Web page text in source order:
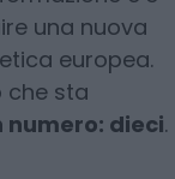
una nuova
europea.
che sta
numero: dieci.